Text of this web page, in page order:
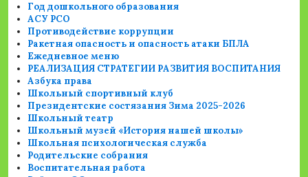
Год дошкольного образования
АСУ РСО
Противодействие коррупции
Ракетная опасность и опасность атаки БПЛА
Ежедневное меню
РЕАЛИЗАЦИЯ СТРАТЕГИИ РАЗВИТИЯ ВОСПИТАНИЯ
Азбука права
Школьный спортивный клуб
Президентские состязания Зима 2025-2026
Школьный театр
Школьный музей «История нашей школы»
Школьная психологическая служба
Родительские собрания
Воспитательная работа